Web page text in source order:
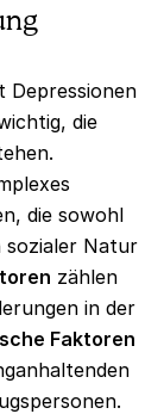
Depressionen
die
die sowohl
sozialer Natur
zählen
in der
Faktoren